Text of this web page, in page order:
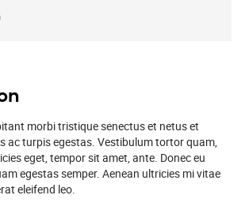
morbi tristique senectus et netus et
ac turpis egestas. Vestibulum tortor quam,
eget, tempor sit amet, ante. Donec eu
egestas semper. Aenean ultricies mi vitae
eleifend leo.